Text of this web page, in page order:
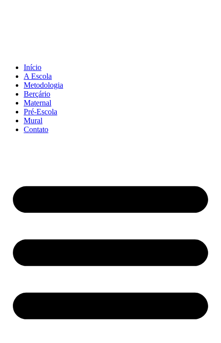
Início
A Escola
Metodologia
Berçário
Maternal
Pré-Escola
Mural
Contato